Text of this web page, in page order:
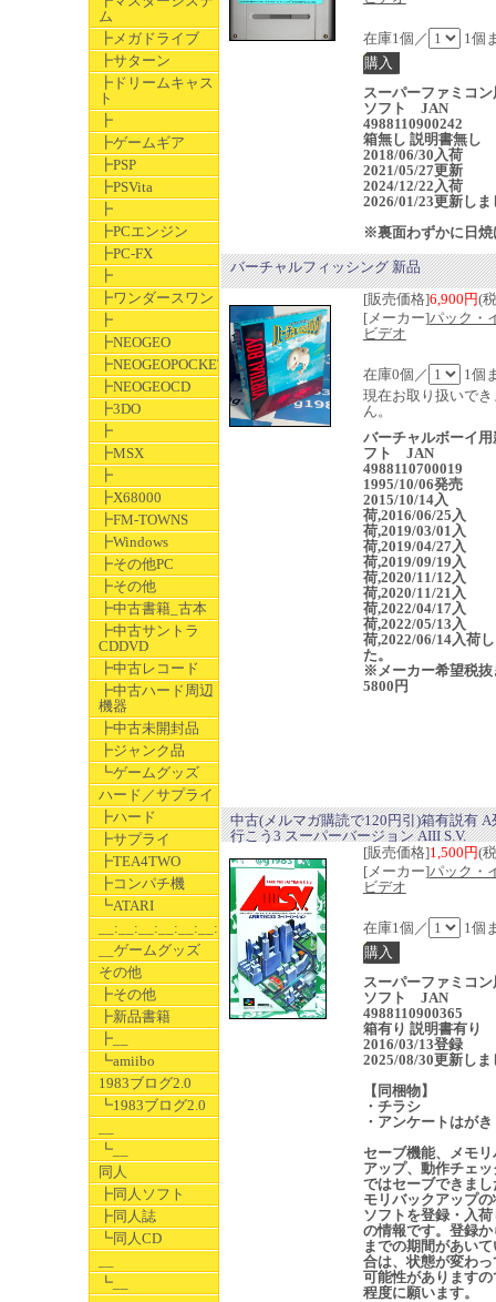
ム
┣メガドライブ
┣サターン
┣ドリームキャス
ト
┣
┣ゲームギア
┣PSP
┣PSVita
┣
┣PCエンジン
┣PC-FX
┣
┣ワンダースワン
┣
┣NEOGEO
┣NEOGEOPOCKET
┣NEOGEOCD
┣3DO
┣
┣MSX
┣
┣X68000
┣FM-TOWNS
┣Windows
┣その他PC
┣その他
┣中古書籍_古本
┣中古サントラ
CDDVD
┣中古レコード
┣中古ハード周辺
機器
┣中古未開封品
┣ジャンク品
┗ゲームグッズ
ハード／サプライ
┣ハード
┣サプライ
┣TEA4TWO
┣コンパチ機
┗ATARI
__:__:__:__:__:__:__
__ゲームグッズ
その他
┣その他
┣新品書籍
┣__
┗amiibo
1983ブログ2.0
┗1983ブログ2.0
┗__
同人
┣同人ソフト
┣同人誌
┗同人CD
┗__
在庫1個／ 1個
スーパーファミコ
ソフト JAN
4988110900242
箱無し 説明書無し
2018/06/30入荷
2021/05/27更新
2024/12/22入荷
2026/01/23更新しま
※裏面わずかに日焼
バーチャルフィッシング 新品
[販売価格]6,900円(
[メーカー]パック・
ビデオ
在庫0個／
1個
現在お取り扱いでき
ん。
バーチャルボーイ用
フト JAN
4988110700019
1995/10/06発売
2015/10/14入
荷,2016/06/25入
荷,2019/03/01入
荷,2019/04/27入
荷,2019/09/19入
荷,2020/11/12入
荷,2020/11/21入
荷,2022/04/17入
荷,2022/05/13入
荷,2022/06/14入荷
た。
※メーカー希望税抜
5800円
中古(メルマガ購読で120円引)箱有説有 A
行こう3 スーパーバージョン AIII S.V.
[販売価格]1,500円(
[メーカー]パック・
ビデオ
在庫1個／ 1個
スーパーファミコ
ソフト JAN
4988110900365
箱有り 説明書有り
2016/03/13登録
2025/08/30更新しま
【同梱物】
・チラシ
・アンケートはがき
セーブ機能、メモ
アップ、動作チェ
ではセーブできまし
モリバックアップ
ソフトを登録・入
の情報です。登録か
までの期間があい
合は、状態が変わっ
可能性がありますの
程度に願います。